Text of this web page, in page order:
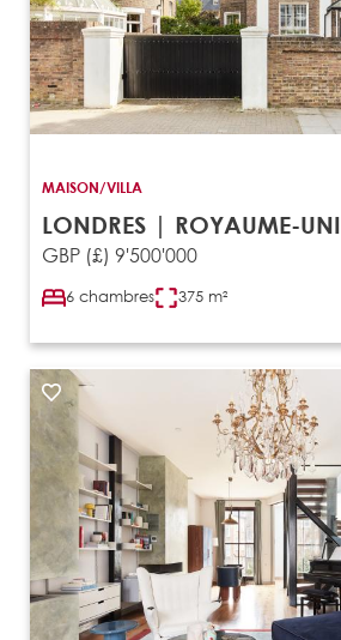
MAISON/VILLA
LONDRES | ROYAUME-UNI
GBP (£) 9'500'000
6 chambres 375 m²